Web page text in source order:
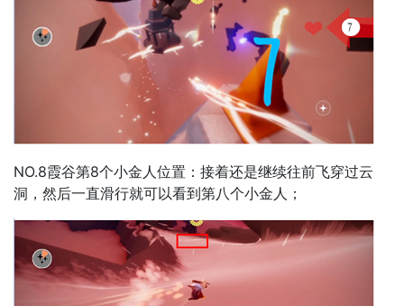
NO.8霞谷第8个小金人位置：接着还是继续往前飞穿过云
洞，然后一直滑行就可以看到第八个小金人；